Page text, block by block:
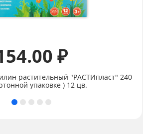
₽
растительный "РАСТИпласт" 240
упаковке ) 12 цв.